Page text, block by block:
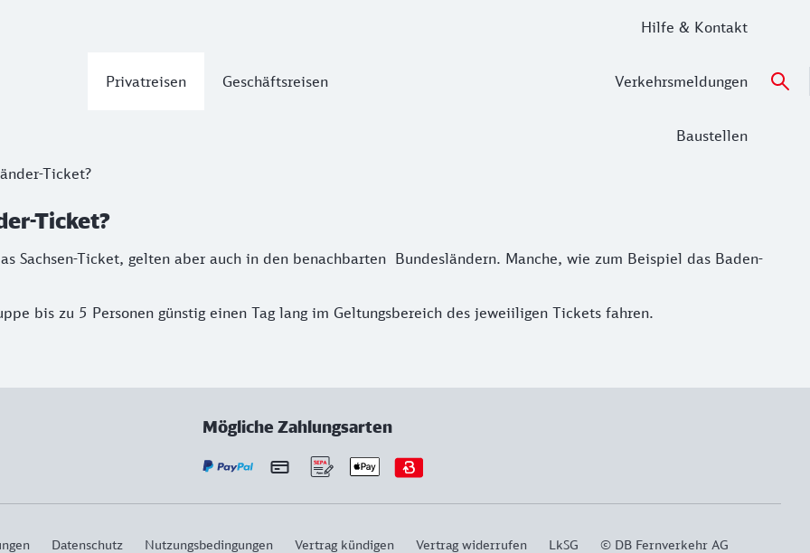
Privatreisen Geschäftsreisen
Hilfe & Kontakt
Verkehrsmeldungen
Baustellen
Ticket?
Ticket?
Sachsen-Ticket, gelten aber auch in den benachbarten Bundesländern. Manche, wie zum Beispiel das Baden-
bis zu 5 Personen günstig einen Tag lang im Geltungsbereich des jeweiiligen Tickets fahren.
Mögliche Zahlungsarten
Datenschutz Nutzungsbedingungen Vertrag kündigen Vertrag widerrufen LkSG © DB Fernverkehr AG